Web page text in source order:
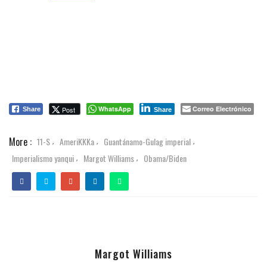
Share Post WhatsApp Share Correo Electrónico
More : 11-S , AmeriKKKa , Guantánamo-Gulag imperial ,
Imperialismo yanqui , Margot Williams , Obama/Biden
Margot Williams